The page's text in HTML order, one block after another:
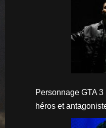
Personnage GTA
héros et